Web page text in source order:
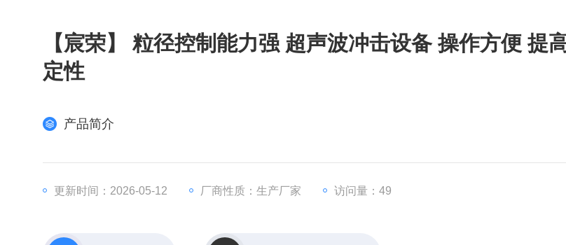
【宸荣】 粒径控制能力强 超声波冲击设备 操作方便 提
定性
产品简介
更新时间：2026-05-12 厂商性质：生产厂家 访问量：49